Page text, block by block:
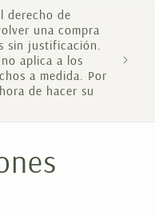
derecho de
una compra
sin justificación.
aplica a los
a medida. Por
de hacer su